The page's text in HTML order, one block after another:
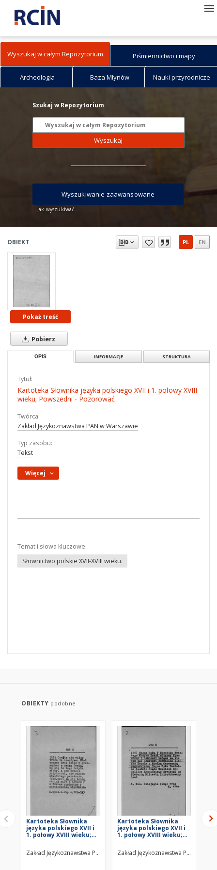
Wyszukaj w całym Repozytorium Piśmiennictwo i mapy
Archeologia Baza Młynów Nauki przyrodnicze
Szukaj w Repozytorium
Wyszukaj
Jak wyszukiwać...
Wyszukiwanie zaawansowane
OBIEKT PL EN
Pokaż treść
Pobierz
OPIS INFORMACJE STRUKTURA
Tytuł:
Kartoteka Słownika języka polskiego XVII i 1. połowy XVIII
wieku; Powszedni - Pozorować
Twórca:
Zakład Językoznawstwa PAN w Warszawie
Typ zasobu:
Tekst
Więcej
Temat i słowa kluczowe:
Słownictwo polskie XVII-XVIII wieku.
OBIEKTY podobne
Kartoteka Słownika
języka polskiego XVII i
1. połowy XVIII wieku;
Zakład Językoznawstwa PAN w Warszawie
Kartoteka Słownika
języka polskiego XVII i
1. połowy XVIII wieku;
Zakład Językoznawstwa PAN w